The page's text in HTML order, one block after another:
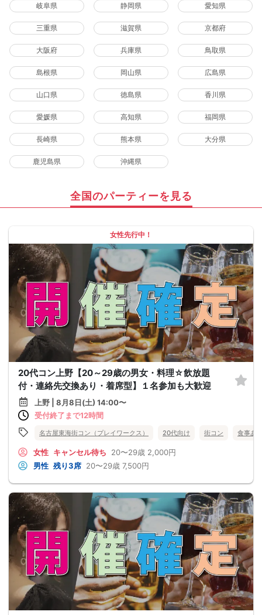
岐阜県 静岡県 愛知県
三重県 滋賀県 京都府
大阪府 兵庫県 鳥取県
島根県 岡山県 広島県
山口県 徳島県 香川県
愛媛県 高知県 福岡県
長崎県 熊本県 大分県
鹿児島県 沖縄県
全国のパーティーを見る
女性先行中！
20代コン上野【20～29歳の男女・料理☆飲放題
付・連絡先交換あり・着席型】１名参加も大歓迎
上野 | 8月8日(土) 14:00〜
受付終了まで12時間
名古屋東海街コン（プレイワークス） 20代向け 街コン 食事あ
女性 キャンセル待ち 20〜29歳 2,000円
男性 残り3席 20〜29歳 7,500円